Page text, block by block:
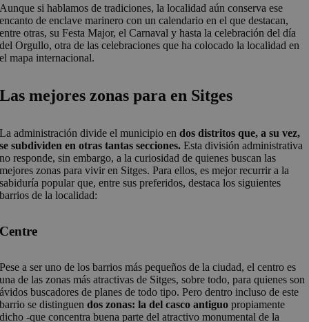
Aunque si hablamos de tradiciones, la localidad aún conserva ese
encanto de enclave marinero con un calendario en el que destacan,
entre otras, su Festa Major, el Carnaval y hasta la celebración del día
del Orgullo, otra de las celebraciones que ha colocado la localidad en
el mapa internacional.
Las mejores zonas para en Sitges
La administración divide el municipio endos distritos que, a su vez,
se subdividen en otras tantas secciones.Esta división administrativa
no responde, sin embargo, a la curiosidad de quienes buscan las
mejores zonas para vivir en Sitges. Para ellos, es mejor recurrir a la
sabiduría popular que, entre sus preferidos, destaca los siguientes
barrios de la localidad:
Centre
Pese a ser uno de los barrios más pequeños de la ciudad, el centro es
una de las zonas más atractivas de Sitges, sobre todo, para quienes son
ávidos buscadores de planes de todo tipo. Pero dentro incluso de este
barrio se distinguendos zonas: la del casco antiguo propiamente
dicho -que concentra buena parte del atractivo monumental de la